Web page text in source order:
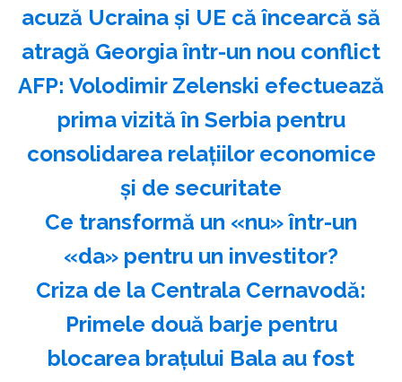
acuză Ucraina şi UE că încearcă să
atragă Georgia într-un nou conflict
AFP: Volodimir Zelenski efectuează
prima vizită în Serbia pentru
consolidarea relaţiilor economice
şi de securitate
Ce transformă un «nu» într-un
«da» pentru un investitor?
Criza de la Centrala Cernavodă:
Primele două barje pentru
blocarea brațului Bala au fost